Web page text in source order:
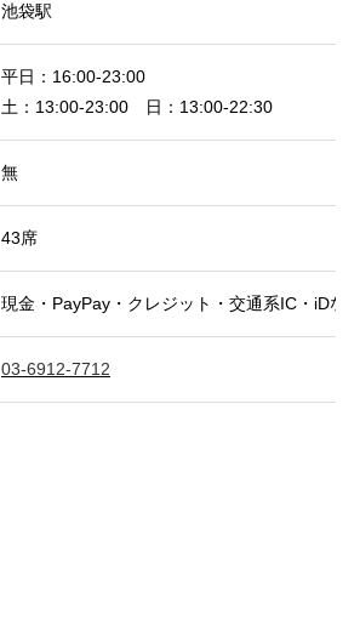
池袋駅
平日：16:00-23:00
土：13:00-23:00 日：13:00-22:30
無
43席
現金・PayPay・クレジット・交通系IC・iDな
03-6912-7712